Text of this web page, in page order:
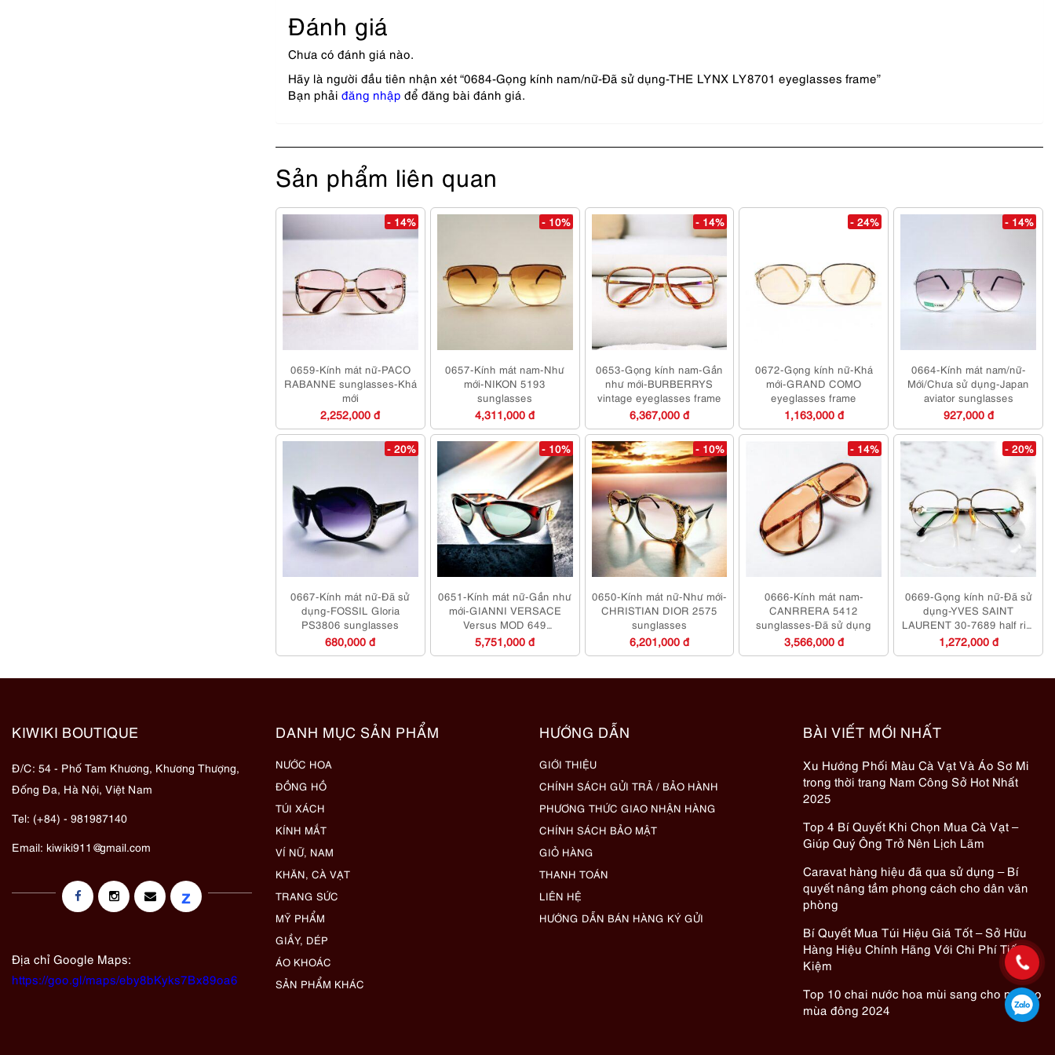
Đánh giá
Chưa có đánh giá nào.
Hãy là người đầu tiên nhận xét “0684-Gọng kính nam/nữ-Đã sử dụng-THE LYNX LY8701 eyeglasses frame”
Bạn phải đăng nhập để đăng bài đánh giá.
Sản phẩm liên quan
- 14%
0659-Kính mát nữ-PACO
RABANNE sunglasses-Khá
mới
2,252,000 đ
- 10%
0657-Kính mát nam-Như
mới-NIKON 5193
sunglasses
4,311,000 đ
- 14%
0653-Gọng kính nam-Gần
như mới-BURBERRYS
vintage eyeglasses frame
6,367,000 đ
- 24%
0672-Gọng kính nữ-Khá
mới-GRAND COMO
eyeglasses frame
1,163,000 đ
- 14%
0664-Kính mát nam/nữ-
Mới/Chưa sử dụng-Japan
aviator sunglasses
927,000 đ
- 20%
0667-Kính mát nữ-Đã sử
dụng-FOSSIL Gloria
PS3806 sunglasses
680,000 đ
- 10%
0651-Kính mát nữ-Gần như
mới-GIANNI VERSACE
Versus MOD 649
sunglasses
5,751,000 đ
- 10%
0650-Kính mát nữ-Như mới-
CHRISTIAN DIOR 2575
sunglasses
6,201,000 đ
- 14%
0666-Kính mát nam-
CANRRERA 5412
sunglasses-Đã sử dụng
3,566,000 đ
- 20%
0669-Gọng kính nữ-Đã sử
dụng-YVES SAINT
LAURENT 30-7689 half rim
eyeglasses frame
1,272,000 đ
KIWIKI BOUTIQUE
Đ/C: 54 - Phố Tam Khương, Khương Thượng,
Đống Đa, Hà Nội, Việt Nam
Tel: (+84) - 981987140
Email: kiwiki911@gmail.com
z
Địa chỉ Google Maps:
https://goo.gl/maps/eby8bKyks7Bx89oa6
DANH MỤC SẢN PHẨM
NƯỚC HOA
ĐỒNG HỒ
TÚI XÁCH
KÍNH MẮT
VÍ NỮ, NAM
KHĂN, CÀ VẠT
TRANG SỨC
MỸ PHẨM
GIẦY, DÉP
ÁO KHOÁC
SẢN PHẨM KHÁC
HƯỚNG DẪN
GIỚI THIỆU
CHÍNH SÁCH GỬI TRẢ / BẢO HÀNH
PHƯƠNG THỨC GIAO NHẬN HÀNG
CHÍNH SÁCH BẢO MẬT
GIỎ HÀNG
THANH TOÁN
LIÊN HỆ
HƯỚNG DẪN BÁN HÀNG KÝ GỬI
BÀI VIẾT MỚI NHẤT
Xu Hướng Phối Màu Cà Vạt Và Áo Sơ Mi
trong thời trang Nam Công Sở Hot Nhất
2025
Top 4 Bí Quyết Khi Chọn Mua Cà Vạt –
Giúp Quý Ông Trở Nên Lịch Lãm
Caravat hàng hiệu đã qua sử dụng – Bí
quyết nâng tầm phong cách cho dân văn
phòng
Bí Quyết Mua Túi Hiệu Giá Tốt – Sở Hữu
Hàng Hiệu Chính Hãng Với Chi Phí Tiết
Kiệm
Top 10 chai nước hoa mùi sang cho nữ cho
mùa đông 2024